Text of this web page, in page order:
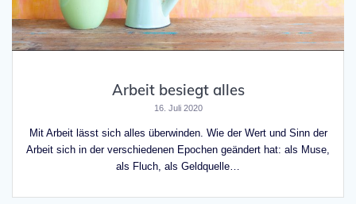
Arbeit besiegt alles
16. Juli 2020
Mit Arbeit lässt sich alles überwinden. Wie der Wert und Sinn der
Arbeit sich in der verschiedenen Epochen geändert hat: als Muse,
als Fluch, als Geldquelle…